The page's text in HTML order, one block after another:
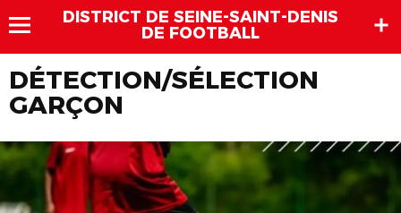
DISTRICT DE SEINE-SAINT-DENIS
DE FOOTBALL
DÉTECTION/SÉLECTION
GARÇON